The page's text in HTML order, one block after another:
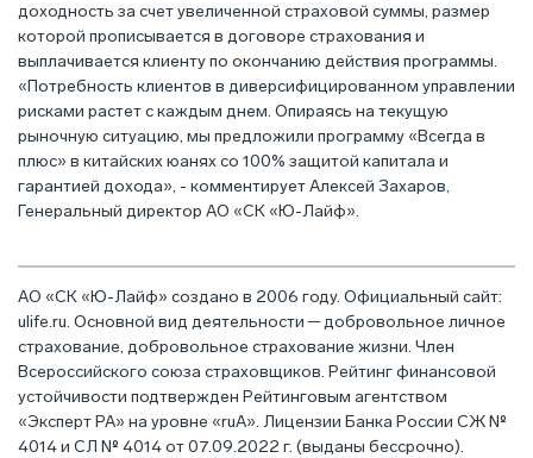
доходность за счет увеличенной страховой суммы, размер
которой прописывается в договоре страхования и
выплачивается клиенту по окончанию действия программы.
«Потребность клиентов в диверсифицированном управлении
рисками растет с каждым днем. Опираясь на текущую
рыночную ситуацию, мы предложили программу «Всегда в
плюс» в китайских юанях со 100% защитой капитала и
гарантией дохода», - комментирует Алексей Захаров,
Генеральный директор АО «СК «Ю-Лайф».
АО «СК «Ю-Лайф» создано в 2006 году. Официальный сайт:
ulife.ru. Основной вид деятельности ─ добровольное личное
страхование, добровольное страхование жизни. Член
Всероссийского союза страховщиков. Рейтинг финансовой
устойчивости подтвержден Рейтинговым агентством
«Эксперт РА» на уровне «ruА». Лицензии Банка России СЖ №
4014 и СЛ № 4014 от 07.09.2022 г. (выданы бессрочно).